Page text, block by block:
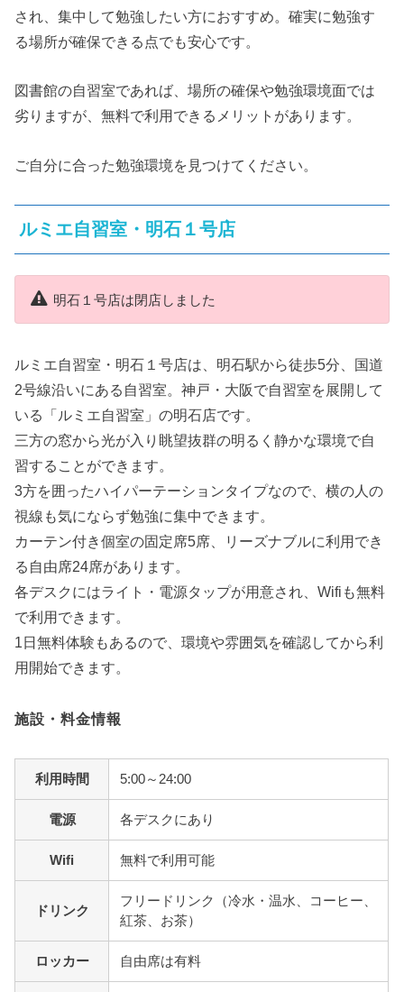
され、集中して勉強したい方におすすめ。確実に勉強す
る場所が確保できる点でも安心です。
図書館の自習室であれば、場所の確保や勉強環境面では
劣りますが、無料で利用できるメリットがあります。
ご自分に合った勉強環境を見つけてください。
ルミエ自習室・明石１号店
明石１号店は閉店しました
ルミエ自習室・明石１号店は、明石駅から徒歩5分、国道
2号線沿いにある自習室。神戸・大阪で自習室を展開して
いる「ルミエ自習室」の明石店です。
三方の窓から光が入り眺望抜群の明るく静かな環境で自
習することができます。
3方を囲ったハイパーテーションタイプなので、横の人の
視線も気にならず勉強に集中できます。
カーテン付き個室の固定席5席、リーズナブルに利用でき
る自由席24席があります。
各デスクにはライト・電源タップが用意され、Wifiも無料
で利用できます。
1日無料体験もあるので、環境や雰囲気を確認してから利
用開始できます。
施設・料金情報
利用時間 5:00～24:00
電源 各デスクにあり
Wifi 無料で利用可能
ドリンク
フリードリンク（冷水・温水、コーヒー、
紅茶、お茶）
ロッカー 自由席は有料